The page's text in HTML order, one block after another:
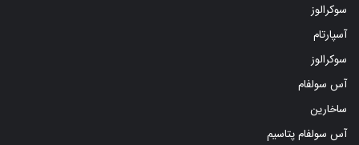
سوکرالوز
آسپارتام
سوکرالوز
آس سولفام
ساخارین
آس سولفام پتاسیم